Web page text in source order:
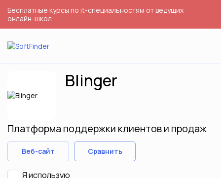
Бесплатные курсы по it-специальностям от ведущих
онлайн-школ
Blinger
Платформа поддержки клиентов и продаж
Веб-сайт Сравнить
Я использую